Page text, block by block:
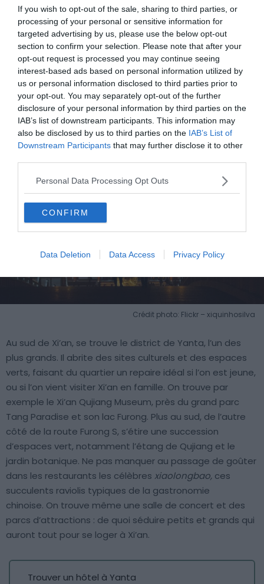
If you wish to opt-out of the sale, sharing to third parties, or
processing of your personal or sensitive information for
targeted advertising by us, please use the below opt-out
section to confirm your selection. Please note that after your
opt-out request is processed you may continue seeing
interest-based ads based on personal information utilized by
us or personal information disclosed to third parties prior to
your opt-out. You may separately opt-out of the further
disclosure of your personal information by third parties on the
IAB’s list of downstream participants. This information may
also be disclosed by us to third parties on the IAB’s List of
Downstream Participants that may further disclose it to other
Personal Data Processing Opt Outs
CONFIRM
Data Deletion Data Access Privacy Policy
commerçante et au cœur d’une Chine moderne en
mutation constante.
Trouver un hôtel à Beilin
Yanta
Crédit photo: Flickr – xiquinhosilva
Au sud de Xi’an, se trouve le district de Yanta, l’un des
plus grands. Il abrite des sites culturels et des espaces
verts, faisant du quartier un repaire idéal si l’on est jeune,
ou si l’on vient visiter Xi’an en famille. On trouve par
exemple le Xi’an Qujiang Museum, près du grand parc
Tang Paradise et son lac Furong. Plus au sud, de l’autre
côté de la route Furong S, s’étire une succession
d’espaces vert, notamment l’étang de Qujiang et le
jardin botanique. Ne pas manquer au passage de goûter
dans les restaurants les célèbres xiaolongbao, ces
succulents raviolis typiques de la gastronomie
chinoise. On trouve même une salle de concert et des
parcs d’attractions : de quoi séduire petits et grands qui
auront tout pour se loger à Xi’an.
Trouver un hôtel à Yanta